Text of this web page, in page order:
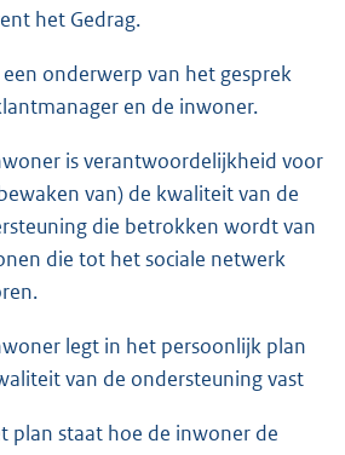
het Gedrag.
onderwerp van het gesprek
en de inwoner.
is verantwoordelijkheid voor
van) de kwaliteit van de
die betrokken wordt van
die tot het sociale netwerk
legt in het persoonlijk plan
van de ondersteuning vast
plan staat hoe de inwoner de